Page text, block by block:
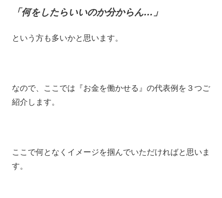
「何をしたらいいのか分からん…」
という方も多いかと思います。
なので、ここでは『お金を働かせる』の代表例を３つご
紹介します。
ここで何となくイメージを掴んでいただければと思いま
す。